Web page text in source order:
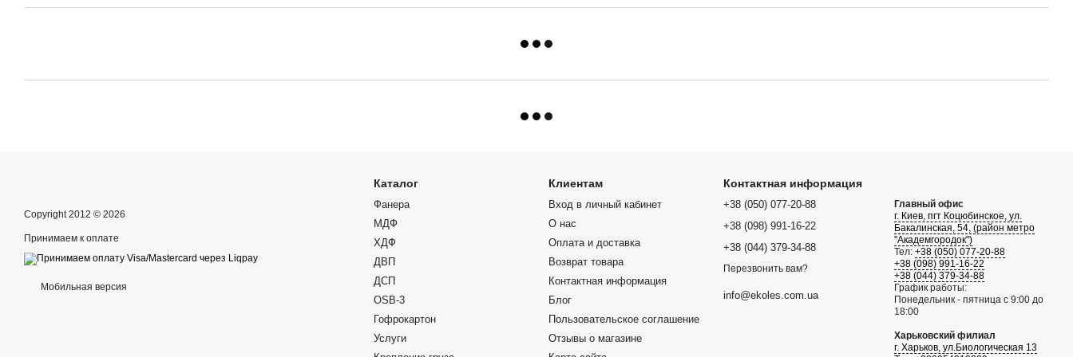
Copyright 2012 © 2026
Принимаем к оплате
Мобильная версия
Каталог
Фанера
МДФ
ХДФ
ДВП
ДСП
OSB-3
Гофрокартон
Услуги
Клиентам
Вход в личный кабинет
О нас
Оплата и доставка
Возврат товара
Контактная информация
Блог
Пользовательское соглашение
Отзывы о магазине
Контактная информация
+38 (050) 077-20-88
+38 (098) 991-16-22
+38 (044) 379-34-88
Перезвонить вам?
info@ekoles.com.ua
Главный офис
г. Киев, пгт Коцюбинское, ул.
Бакалинская, 54, (район метро
"Академгородок")
Тел: +38 (050) 077-20-88
+38 (098) 991-16-22
+38 (044) 379-34-88
График работы:
Понедельник - пятница с 9:00 до
18:00
Харьковский филиал
г. Харьков, ул.Биологическая 13